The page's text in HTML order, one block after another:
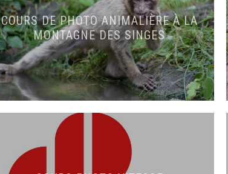
COURS DE PHOTO ANIMALIÈRE À LA
MONTAGNE DES SINGES